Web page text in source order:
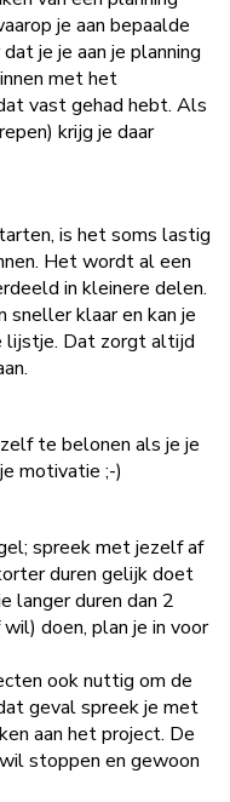
je aan bepaalde
je je aan je planning
met het
vast gehad hebt. Als
krijg je daar
is het soms lastig
Het wordt al een
in kleinere delen.
sneller klaar en kan je
lijstje. Dat zorgt altijd
te belonen als je je
motivatie ;-)
spreek met jezelf af
duren gelijk doet
langer duren dan 2
doen, plan je in voor
ook nuttig om de
geval spreek je met
aan het project. De
stoppen en gewoon